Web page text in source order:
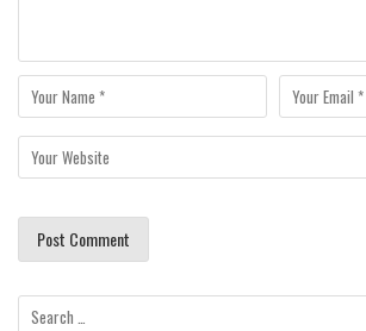
Search